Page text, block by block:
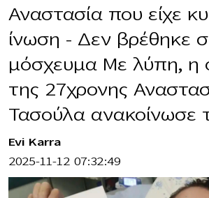
Αναστασία που είχε
ίνωση – Δεν βρέθηκε
μόσχευμα Με λύπη, η
της 27χρονης
Τασούλα ανακοίνωσε
Evi Karra
2025-11-12 07:32:49